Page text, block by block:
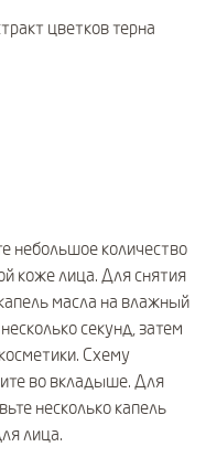
цветков терна
небольшое количество
коже лица. Для снятия
масла на влажный
секунд, затем
Схему
во вкладыше. Для
несколько капель
лица.